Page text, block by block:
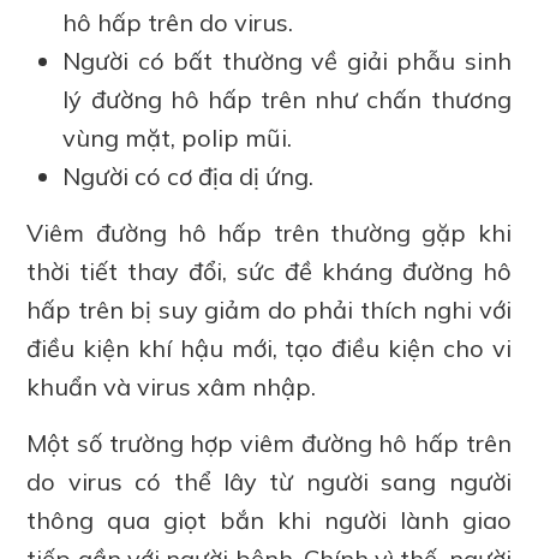
hô hấp trên do virus.
Người có bất thường về giải phẫu sinh
lý đường hô hấp trên như chấn thương
vùng mặt, polip mũi.
Người có cơ địa dị ứng.
Viêm đường hô hấp trên thường gặp khi
thời tiết thay đổi, sức đề kháng đường hô
hấp trên bị suy giảm do phải thích nghi với
điều kiện khí hậu mới, tạo điều kiện cho vi
khuẩn và virus xâm nhập.
Một số trường hợp viêm đường hô hấp trên
do virus có thể lây từ người sang người
thông qua giọt bắn khi người lành giao